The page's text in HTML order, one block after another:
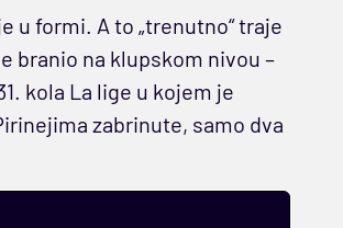
u formi. A to „trenutno“ traje
branio na klupskom nivou –
kola La lige u kojem je
zabrinute, samo dva